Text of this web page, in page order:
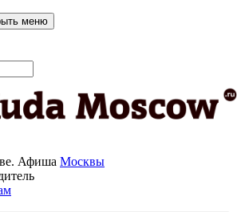
меню
Афиша Москвы